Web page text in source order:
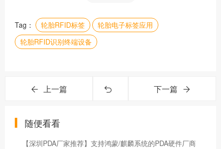
Tag： 轮胎RFID标签
轮胎电子标签应用
轮胎RFID识别终端设备
上一篇 下一篇
随便看看
【深圳PDA厂家推荐】支持鸿蒙/麒麟系统的PDA硬件厂商